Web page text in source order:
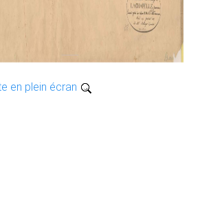
en plein écran